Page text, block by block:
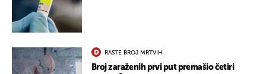
RASTE BROJ MRTVIH
Broj zaraženih prvi put premašio četiri